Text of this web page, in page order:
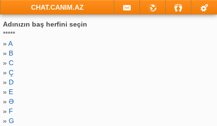
CHAT.CANIM.AZ
Adınızın baş herfini seçin
*****
»A
» B
» C
» Ç
» D
» E
» Ə
» F
» G